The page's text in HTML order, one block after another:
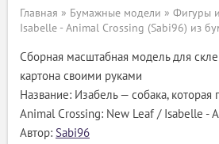
Главная » Бумажные модели » Фигуры
Isabelle - Animal Crossing (Sabi96) из
Сборная масштабная модель для
картона своими руками
Название: Изабель — собака, которая
Animal Crossing: New Leaf / Isabelle -
Автор: Sabi96